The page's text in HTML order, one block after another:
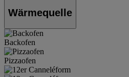
Wärmequelle
Backofen
Pizzaofen